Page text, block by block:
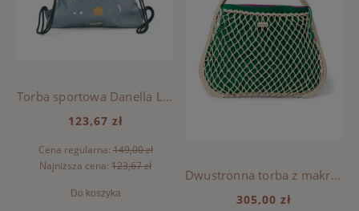
Torba sportowa Danella Liewood - PLAY / DUSTY PEPPERMINT
123,67 zł
Cena regularna:149,00 zł
Najniższa cena: 123,67 zł
Do koszyka
Dwustronna torba z makramy Mom Bag Natural, Studio Noos - Purple-Green
305,00 zł